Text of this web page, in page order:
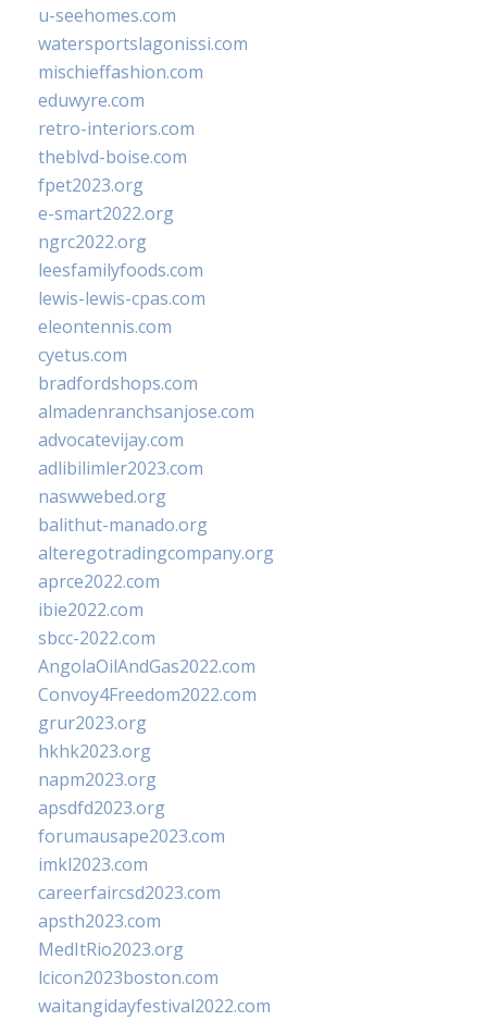
u-seehomes.com
watersportslagonissi.com
mischieffashion.com
eduwyre.com
retro-interiors.com
theblvd-boise.com
fpet2023.org
e-smart2022.org
ngrc2022.org
leesfamilyfoods.com
lewis-lewis-cpas.com
eleontennis.com
cyetus.com
bradfordshops.com
almadenranchsanjose.com
advocatevijay.com
adlibilimler2023.com
naswwebed.org
balithut-manado.org
alteregotradingcompany.org
aprce2022.com
ibie2022.com
sbcc-2022.com
AngolaOilAndGas2022.com
Convoy4Freedom2022.com
grur2023.org
hkhk2023.org
napm2023.org
apsdfd2023.org
forumausape2023.com
imkl2023.com
careerfaircsd2023.com
apsth2023.com
MedItRio2023.org
lcicon2023boston.com
waitangidayfestival2022.com